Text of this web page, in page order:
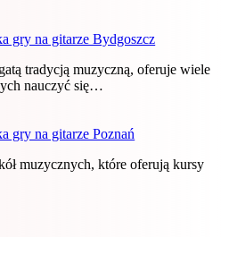
gry na gitarze Bydgoszcz
tradycją muzyczną, oferuje wiele
nauczyć się…
gry na gitarze Poznań
muzycznych, które oferują kursy